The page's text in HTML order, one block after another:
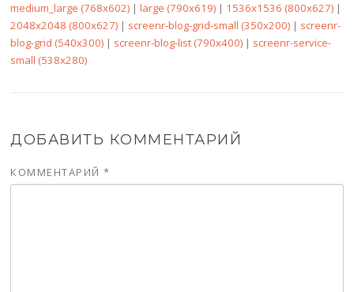
medium_large (768x602) |large (790x619) | 1536x1536 (800x627) |
2048x2048 (800x627) | screenr-blog-grid-small (350x200) | screenr-
blog-grid (540x300) | screenr-blog-list (790x400) | screenr-service-
small (538x280)
ДОБАВИТЬ КОММЕНТАРИЙ
КОММЕНТАРИЙ*